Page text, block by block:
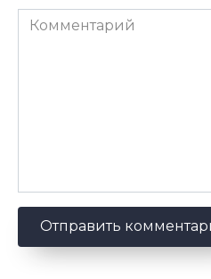
Комментарий